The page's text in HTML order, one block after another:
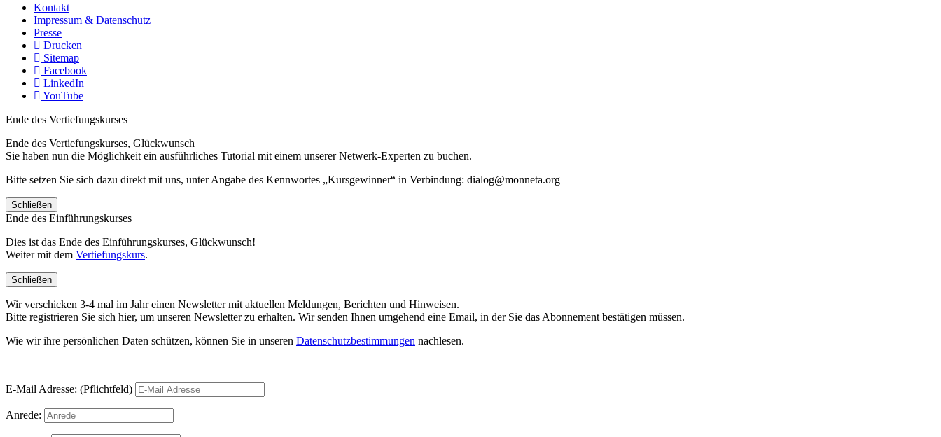
Kontakt
Impressum & Datenschutz
Presse
Drucken
Sitemap
Facebook
LinkedIn
YouTube
Ende des Vertiefungskurses
Ende des Vertiefungskurses, Glückwunsch
Sie haben nun die Möglichkeit ein ausführliches Tutorial mit einem unserer Netwerk-Experten zu buchen.
Bitte setzen Sie sich dazu direkt mit uns, unter Angabe des Kennwortes „Kursgewinner“ in Verbindung: dialog@monneta.org
Schließen
Ende des Einführungskurses
Dies ist das Ende des Einführungskurses, Glückwunsch!
Weiter mit dem Vertiefungskurs.
Schließen
Wir verschicken 3-4 mal im Jahr einen Newsletter mit aktuellen Meldungen, Berichten und Hinweisen.
Bitte registrieren Sie sich hier, um unseren Newsletter zu erhalten. Wir senden Ihnen umgehend eine Email, in der Sie das Abonnement bestätigen müssen.
Wie wir ihre persönlichen Daten schützen, können Sie in unseren Datenschutzbestimmungen nachlesen.
E-Mail Adresse: (Pflichtfeld)
Anrede: